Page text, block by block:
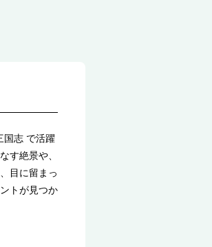
国志 で活躍
す絶景や、
目に留まっ
トが見つか